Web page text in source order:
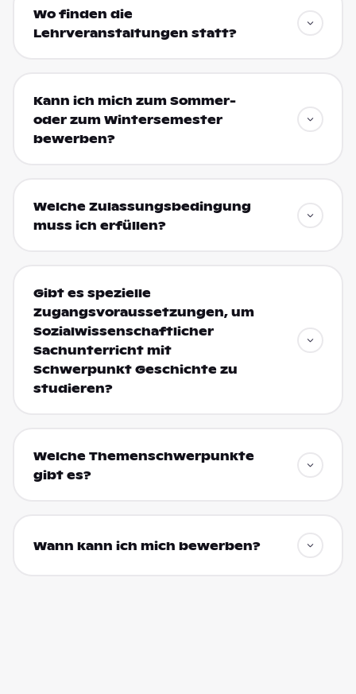
Wo finden die
Lehrveranstaltungen statt?
Kann ich mich zum Sommer-
oder zum Wintersemester
bewerben?
Welche Zulassungsbedingung
muss ich erfüllen?
Gibt es spezielle
Zugangsvoraussetzungen, um
Sozialwissenschaftlicher
Sachunterricht mit
Schwerpunkt Geschichte zu
studieren?
Welche Themenschwerpunkte
gibt es?
Wann kann ich mich bewerben?